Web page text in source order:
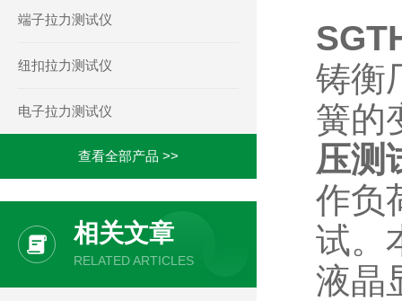
端子拉力测试仪
纽扣拉力测试仪
电子拉力测试仪
查看全部产品 >>
相关文章
RELATED ARTICLES
铸衡
簧的
压测
作负
试。
液晶